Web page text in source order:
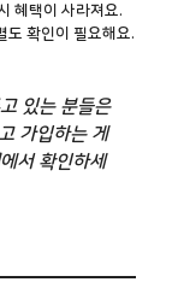
혜택이 사라져요.
도 확인이 필요해요.
있는 분들은
가입하는 게
서 확인하세